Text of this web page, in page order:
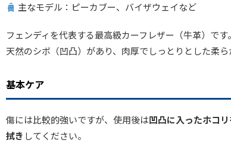
主なモデル：ピーカブー、バイザウェイなど
フェンディを代表する最高級カーフレザー（牛革）です。
天然のシボ（凹凸）があり、肉厚でしっとりとした柔ら
基本ケア
傷には比較的強いですが、使用後は凹凸に入ったホコ
拭き してください。